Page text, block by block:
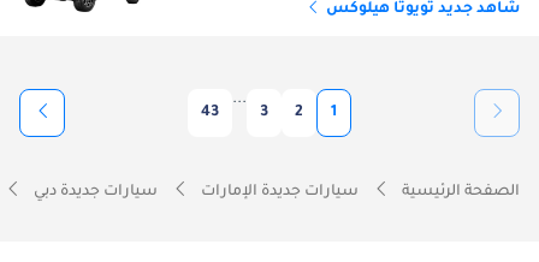
شاهد جديد تويوتا هيلوكس
1
2
3
...
43
الصفحة الرئيسية سيارات جديدة الإمارات سيارات جديدة دبي